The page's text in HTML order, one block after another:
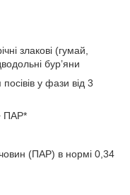
злакові (гумай,
бур’яни
у фази від 3
ПАР*
(ПАР) в нормі 0,34